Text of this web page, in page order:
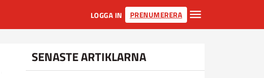
LOGGA IN PRENUMERERA
SENASTE ARTIKLARNA